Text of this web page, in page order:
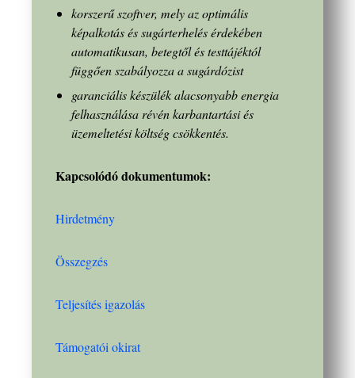
korszerű szoftver, mely az optimális
képalkotás és sugárterhelés érdekében
automatikusan, betegtől és testtájéktól
függően szabályozza a sugárdózist
garanciális készülék alacsonyabb energia
felhasználása révén karbantartási és
üzemeltetési költség csökkentés.
Kapcsolódó dokumentumok:
Hirdetmény
Összegzés
Teljesítés igazolás
Támogatói okirat